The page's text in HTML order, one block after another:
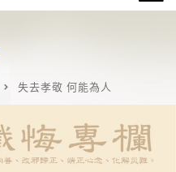
失去孝敬 何能為人